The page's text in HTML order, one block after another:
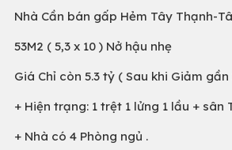
Nhà Cần bán gấp Hẻm Tây Thạnh-
53M2 ( 5,3 x 10 ) Nở hậu nhẹ
Giá Chỉ còn 5.3 tỷ ( Sau khi Giảm gần
+ Hiện trạng: 1 trệt 1 lửng 1 lầu + sân
+ Nhà có 4 Phòng ngủ .